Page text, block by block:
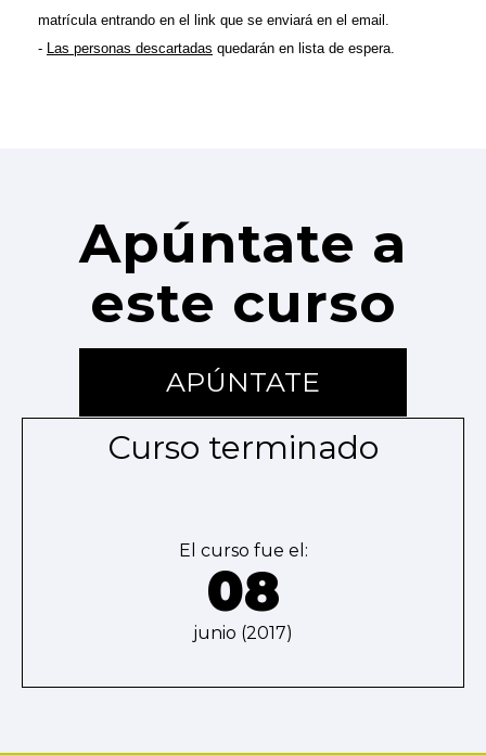
matrícula entrando en el link que se enviará en el email.
- Las personas descartadas quedarán en lista de espera.
Apúntate a
este curso
APÚNTATE
Curso terminado
El curso fue el:
08
junio (2017)